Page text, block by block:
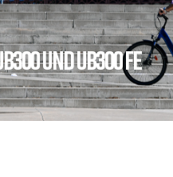
UND UB300 FE